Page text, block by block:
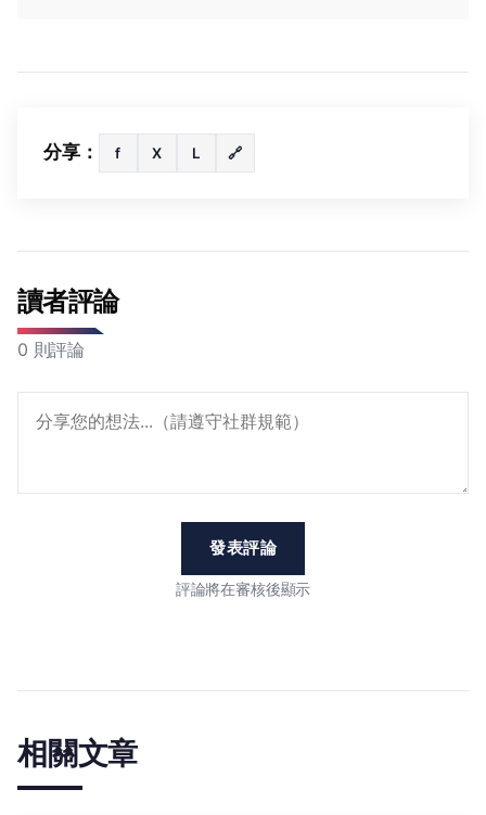
分享： f X L 🔗
讀者評論
0 則評論
發表評論
評論將在審核後顯示
相關文章